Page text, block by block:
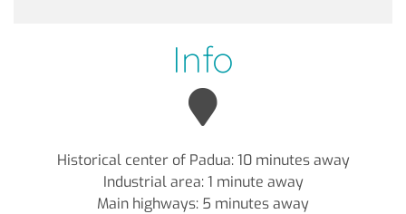
Info
Historical center of Padua: 10 minutes away
Industrial area: 1 minute away
Main highways: 5 minutes away